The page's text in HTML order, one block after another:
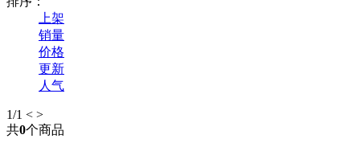
上架
销量
价格
更新
人气
1/1 < >
共0个商品